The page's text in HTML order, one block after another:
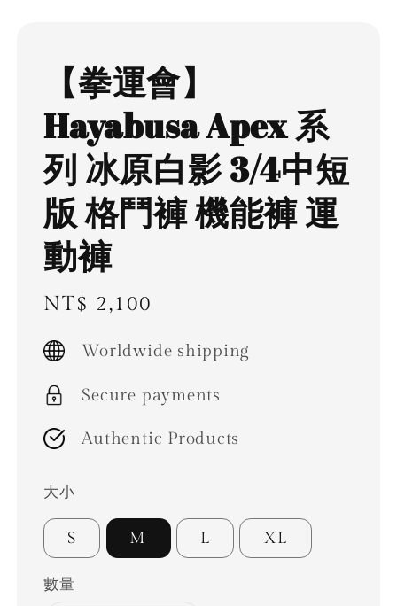
【拳運會】
Hayabusa Apex 系
列 冰原白影 3/4中短
版 格鬥褲 機能褲 運
動褲
Regular
price
NT$ 2,100
Worldwide shipping
Secure payments
Authentic Products
大小
S M L XL
數量